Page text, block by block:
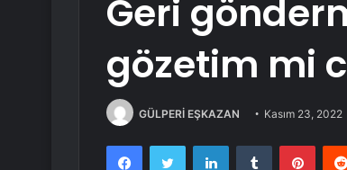
Geri
gözetim mi
GÜLPERİ EŞKAZAN Kasım 23, 2022
FacebookTwitter LinkedInTumblr